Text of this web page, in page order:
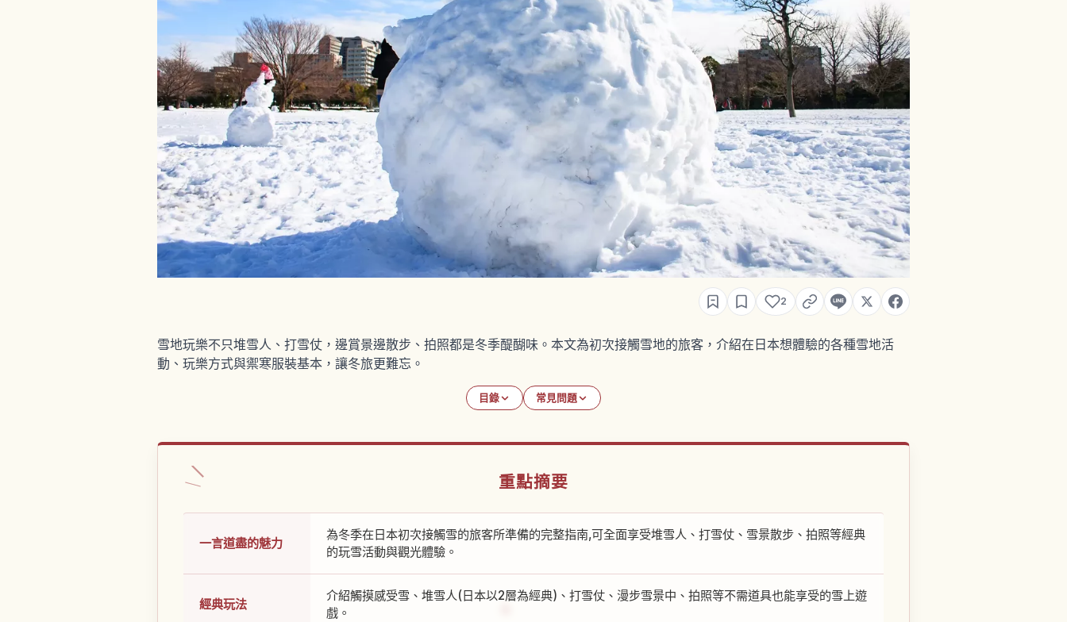
2
雪地玩樂不只堆雪人、打雪仗，邊賞景邊散步、拍照都是冬季醍醐味。本文為初次接觸雪地的旅客，介紹在日本想體驗的各種雪地活
動、玩樂方式與禦寒服裝基本，讓冬旅更難忘。
目錄 常見問題
重點摘要
一言道盡的魅力
為冬季在日本初次接觸雪的旅客所準備的完整指南,可全面享受堆雪人、打雪仗、雪景散步、拍照等經典
的玩雪活動與觀光體驗。
經典玩法
介紹觸摸感受雪、堆雪人(日本以2層為經典)、打雪仗、漫步雪景中、拍照等不需道具也能享受的雪上遊
戲。